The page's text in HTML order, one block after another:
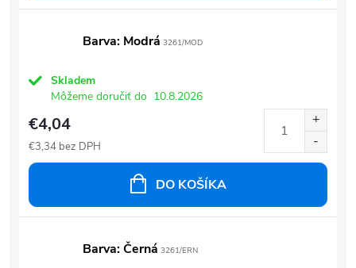
Barva: Modrá 3261/MOD
Skladem
Môžeme doručiť do 10.8.2026
€4,04
€3,34 bez DPH
DO KOŠÍKA
Barva: Černá 3261/ERN